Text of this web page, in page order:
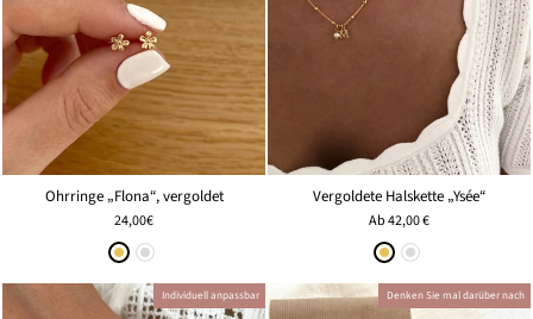
Ohrringe „Flona“, vergoldet
24,00€
Vergoldete Halskette „Ysée“
Ab42,00 €
Individuell anpassbar Denken Sie mal darüber nach